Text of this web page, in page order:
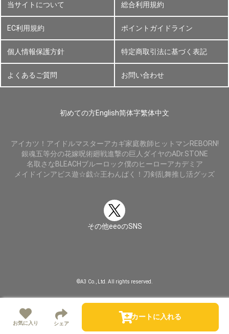
お気に入り シェア
カートに入れる
当サイトについて 総合利用規約
EC利用規約 ポイントガイドライン
個人情報保護方針 特定商取引法に基づく表記
よくあるご質問 お問い合わせ
初めての方English简体字繁体中文
アイカツ！ アイドルマスターアカギ家庭教師ヒットマンREBORN!
銀魂五等分の花嫁呪術廻戦進撃の巨人 ダイヤのADr.STONE
名取さなBLEACHブルーロック僕のヒーローアカデミア
メイドインアビス遊☆戯☆王わんぱく！刀剣乱舞推し活グッズ
その他eeoのSNS
©A3 Co., Ltd. All rights reserved.